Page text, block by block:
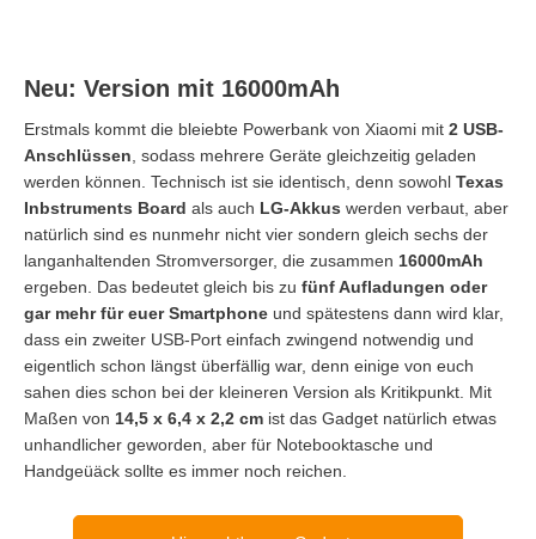
Neu: Version mit 16000mAh
Erstmals kommt die bleiebte Powerbank von Xiaomi mit 2 USB-
Anschlüssen , sodass mehrere Geräte gleichzeitig geladen
werden können. Technisch ist sie identisch, denn sowohl Texas
Inbstruments Board als auch LG-Akkus werden verbaut, aber
natürlich sind es nunmehr nicht vier sondern gleich sechs der
langanhaltenden Stromversorger, die zusammen 16000mAh
ergeben. Das bedeutet gleich bis zu fünf Aufladungen oder
gar mehr für euer Smartphone und spätestens dann wird klar,
dass ein zweiter USB-Port einfach zwingend notwendig und
eigentlich schon längst überfällig war, denn einige von euch
sahen dies schon bei der kleineren Version als Kritikpunkt. Mit
Maßen von 14,5 x 6,4 x 2,2 cm ist das Gadget natürlich etwas
unhandlicher geworden, aber für Notebooktasche und
Handgeüäck sollte es immer noch reichen.